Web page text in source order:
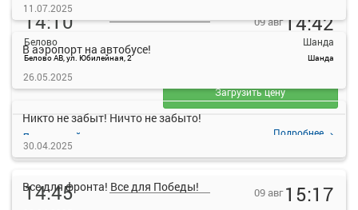
14:10
Белово
Белово АВ, ул. Юбилейная, 2
09 авг14:42
Шанда
Шанда
Детали рейса
Подробнее
— руб.
Загрузить цену
14:45 09 авг 15:17
11.07.2025
В аэропорт на автобусе!
26.05.2025
Никто не забыт! Ничто не забыто!
30.04.2025
Все для фронта! Все для Победы!